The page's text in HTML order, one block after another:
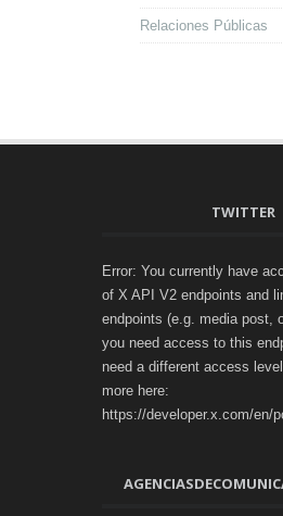
Relaciones Públicas
TWITTER
Error: You currently have
of X API V2 endpoints and
endpoints (e.g. media post,
you need access to this
need a different access
more here:
https://developer.x.com/en/